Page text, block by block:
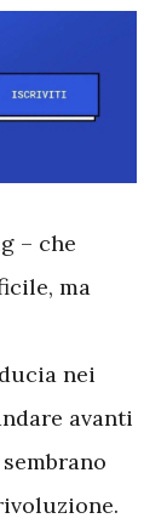
– che
ma
nei
avanti